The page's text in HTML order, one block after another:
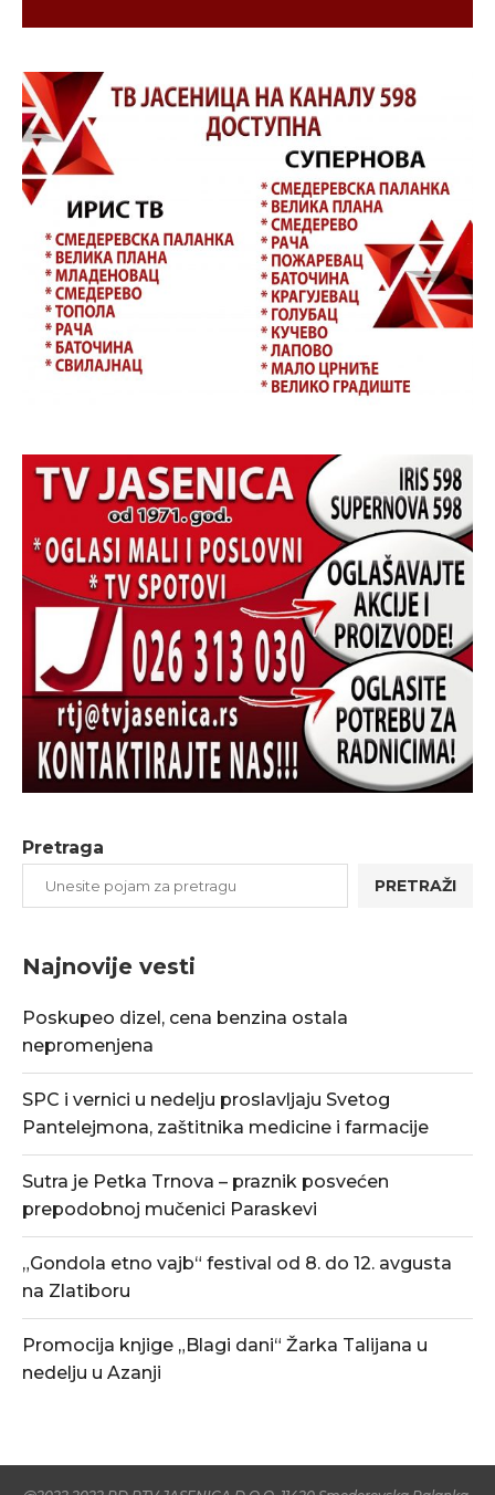
Pretraga
PRETRAŽI
Najnovije vesti
Poskupeo dizel, cena benzina ostala
nepromenjena
SPC i vernici u nedelju proslavljaju Svetog
Pantelejmona, zaštitnika medicine i farmacije
Sutra je Petka Trnova – praznik posvećen
prepodobnoj mučenici Paraskevi
„Gondola etno vajb“ festival od 8. do 12. avgusta
na Zlatiboru
Promocija knjige „Blagi dani“ Žarka Talijana u
nedelju u Azanji